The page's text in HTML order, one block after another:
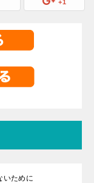
+1
いために